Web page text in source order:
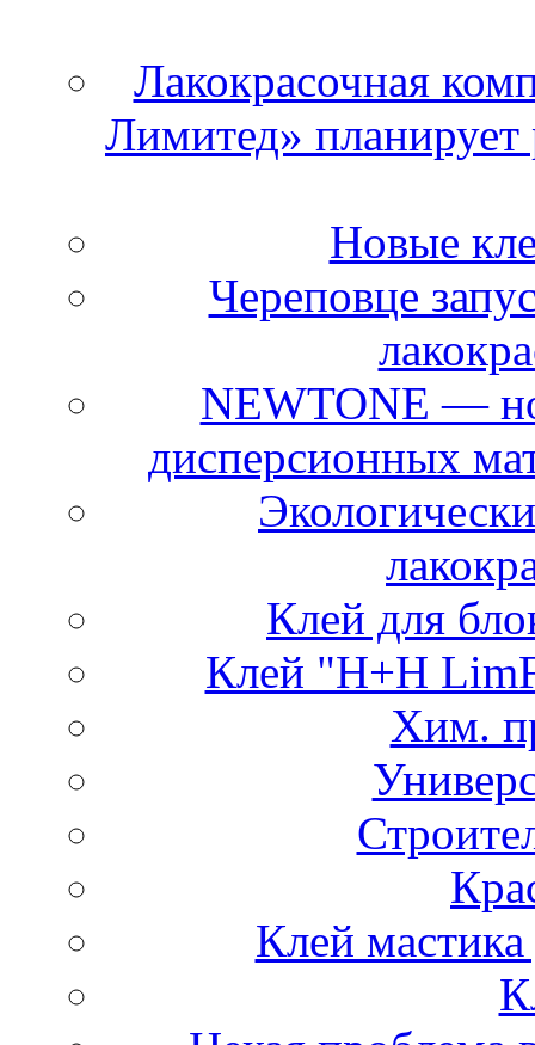
Лакокрасочная
Лимитед» планирует
Новые
Череповце
NEWTONE —
дисперсионных
Клей для
Клей "H+H
Хим.
Клей